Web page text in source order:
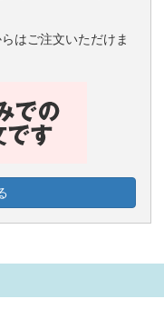
はご注文いただけま